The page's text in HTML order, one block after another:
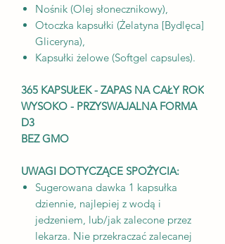
Nośnik (Olej słonecznikowy),
Otoczka kapsułki (Żelatyna [Bydlęca]
Gliceryna),
Kapsułki żelowe (Softgel capsules).
365 KAPSUŁEK - ZAPAS NA CAŁY ROK
WYSOKO - PRZYSWAJALNA FORMA
D3
BEZ GMO
UWAGI DOTYCZĄCE SPOŻYCIA:
Sugerowana dawka 1 kapsułka
dziennie, najlepiej z wodą i
jedzeniem, lub/jak zalecone przez
lekarza. Nie przekraczać zalecanej